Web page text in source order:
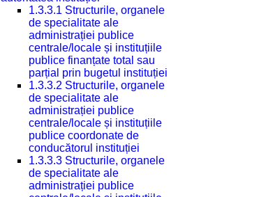
1.3.3.1 Structurile, organele
de specialitate ale
administrației publice
centrale/locale și instituțiile
publice finanțate total sau
parțial prin bugetul instituției
1.3.3.2 Structurile, organele
de specialitate ale
administrației publice
centrale/locale și instituțiile
publice coordonate de
conducătorul instituției
1.3.3.3 Structurile, organele
de specialitate ale
administrației publice